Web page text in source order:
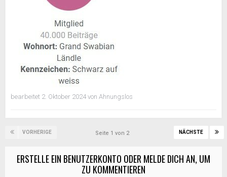
bearbeitet 2. Oktober 2024 von Ahnungslos
VORHERIGE NÄCHSTE
Seite 1 von 2
ERSTELLE EIN BENUTZERKONTO ODER MELDE DICH AN, UM
ZU KOMMENTIEREN